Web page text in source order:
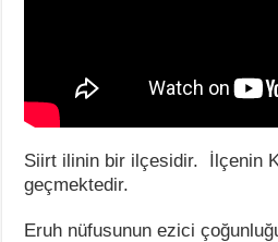
Siirt ilinin bir ilçesidir. İlçenin
geçmektedir.
Eruh nüfusunun ezici